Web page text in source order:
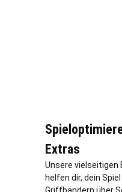
Extras
Unsere
helfen dir, dein